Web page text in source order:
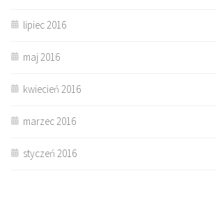
lipiec 2016
maj 2016
kwiecień 2016
marzec 2016
styczeń 2016